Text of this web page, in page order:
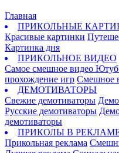
Главная
ПРИКОЛЬНЫЕ
Красивые картинки
Картинка дня
ПРИКОЛЬНОЕ ВИДЕО
Самое смешное видео Ютуб
прохождение игр Смешное
ДЕМОТИВАТОРЫ
Свежие демотиваторы
Русские демотиваторы
демотиваторы
ПРИКОЛЫ В
Прикольная реклама